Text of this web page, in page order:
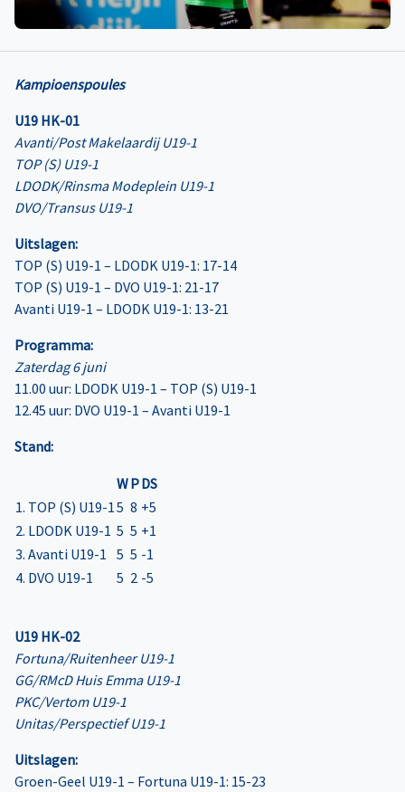
Kampioenspoules
U19 HK-01
Avanti/Post Makelaardij U19-1
TOP (S) U19-1
LDODK/Rinsma Modeplein U19-1
DVO/Transus U19-1
Uitslagen:
TOP (S) U19-1 – LDODK U19-1: 17-14
TOP (S) U19-1 – DVO U19-1: 21-17
Avanti U19-1 – LDODK U19-1: 13-21
Programma:
Zaterdag 6 juni
11.00 uur: LDODK U19-1 – TOP (S) U19-1
12.45 uur: DVO U19-1 – Avanti U19-1
Stand:
WPDS
1. TOP (S) U19-15 8 +5
2. LDODK U19-1 5 5 +1
3. Avanti U19-1 5 5 -1
4. DVO U19-1
5 2 -5
U19 HK-02
Fortuna/Ruitenheer U19-1
GG/RMcD Huis Emma U19-1
PKC/Vertom U19-1
Unitas/Perspectief U19-1
Uitslagen:
Groen-Geel U19-1 – Fortuna U19-1: 15-23